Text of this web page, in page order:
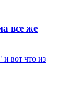
все же